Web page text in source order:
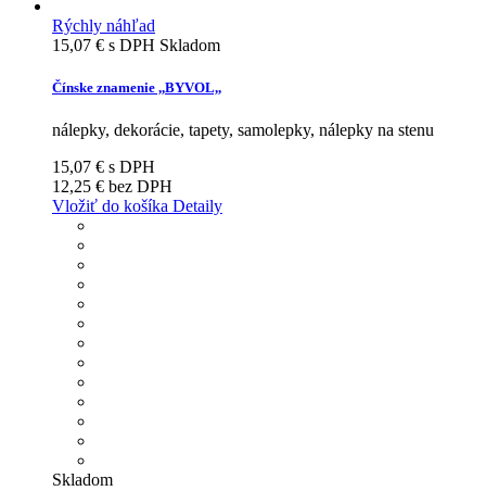
Rýchly náhľad
15,07 € s DPH Skladom
Čínske znamenie ,,BYVOL,,
nálepky, dekorácie, tapety, samolepky, nálepky na stenu
15,07 € s DPH
12,25 € bez DPH
Vložiť do košíka Detaily
Skladom